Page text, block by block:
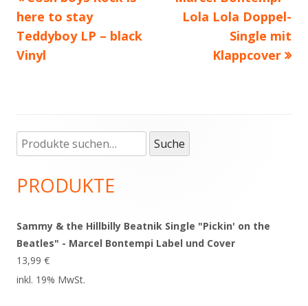
Beitrag:
here to stay
Teddyboy LP – black
Vinyl
Beitrag
Lola Lola Doppel-
Single mit
Klappcover
Haupt-
Seitenleiste
Suche
nach:
Suche
PRODUKTE
Sammy & the Hillbilly Beatnik Single "Pickin' on the
Beatles" - Marcel Bontempi Label und Cover
13,99 €
inkl. 19% MwSt.